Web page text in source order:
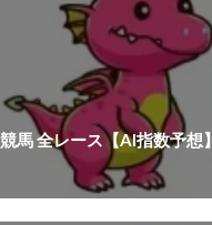
馬 全レース【AI指数予想